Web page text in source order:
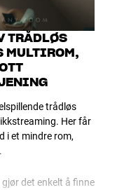
TRÅDLØS
MULTIROM,
trådløs
Her får
i et mindre rom,
det enkelt å finne